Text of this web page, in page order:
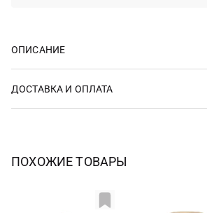
ОПИСАНИЕ
ДОСТАВКА И ОПЛАТА
ПОХОЖИЕ ТОВАРЫ